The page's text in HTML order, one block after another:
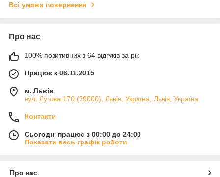
Всі умови повернення
Про нас
100% позитивних з 64 відгуків за рік
Працює з 06.11.2015
м. Львів
вул. Лугова 170 (79000), Львів, Україна, Львів, Україна
Контакти
Сьогодні працює з 00:00 до 24:00
Показати весь графік роботи
Про нас